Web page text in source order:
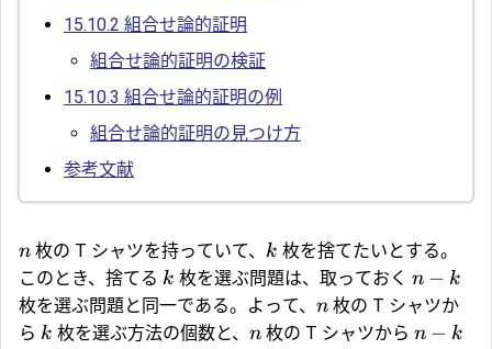
15.10.2 組合せ論的証明
組合せ論的証明の検証
15.10.3 組合せ論的証明の例
組合せ論的証明の見つけ方
参考文献
n 枚の T シャツを持っていて、 k 枚を捨てたいとする。
このとき、捨てる k 枚を選ぶ問題は、取っておく n − k
枚を選ぶ問題と同一である。よって、 n 枚の T シャツか
ら k 枚を選ぶ方法の個数と、 n枚の T シャツから n − k